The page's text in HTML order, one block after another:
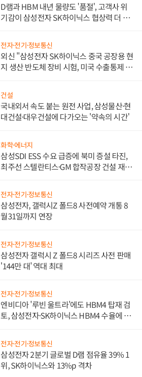
D램과 HBM 내년 물량도 '품절', 고객사 위
기감이 삼성전자 SK하이닉스 협상력 더 키
전자·전기·정보통신
외신 "삼성전자 SK하이닉스 중국 공장용 현
지 생산 반도체 장비 시험, 미국 수출통제 대
건설
국내외서 속도 붙는 원전 사업, 삼성물산·현
대건설·대우건설에 다가오는 '약속의 시간'
화학·에너지
삼성SDI ESS 수요 급증에 북미 증설 타진,
최주선 스텔란티스·GM 합작공장 건설 재추
전자·전기·정보통신
삼성전자, 갤럭시Z 폴드8 사전예약 개통 8
월31일까지 연장
전자·전기·정보통신
삼성전자 갤럭시 Z 폴드8 시리즈 사전 판매
'144만 대' 역대 최대
전자·전기·정보통신
엔비디아 '루빈 울트라'에도 HBM4 탑재 검
토, 삼성전자·SK하이닉스 HBM4 수율에 주
전자·전기·정보통신
삼성전자 2분기 글로벌 D램 점유율 39% 1
위, SK하이닉스와 13%p 격차